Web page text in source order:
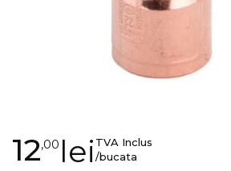
Skip
12,00 leiTVA Inclus
/bucata